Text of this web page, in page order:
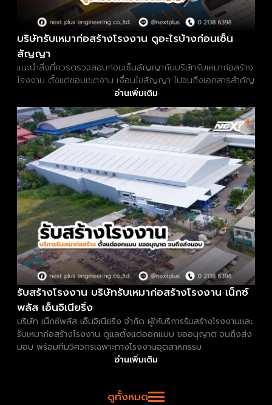
บริษัทรับเหมาก่อสร้างโรงงาน ดูอะไรบ้างก่อนเซ็น
สัญญา
แนะนำสิ่งที่ควรตรวจสอบก่อนเซ็นสัญญากับบริษัทรับเหมาก่อสร้าง
โรงงาน ตั้งแต่ขอบเขตงาน เงื่อนไขสัญญา ไปจนถึงเอกสารสำคัญ
อ่านเพิ่มเติม
รับสร้างโรงงาน บริษัทรับเหมาก่อสร้างโรงงาน เน็กซ์
พลัส เอ็นจิเนียริ่ง
บริษัท เน็กซ์พลัส เอ็นจิเนียริ่ง จำกัด ผู้ให้บริการรับสร้างโรงงานและ
รับเหมาก่อสร้างโรงงาน ดูแลตั้งแต่ออกแบบ ขออนุญาต จนถึงส่ง
มอบ พร้อมทีมวิศวกรเฉพาะทางโรงงานอุตสาหกรรม
อ่านเพิ่มเติม
ดูทั้งหมด